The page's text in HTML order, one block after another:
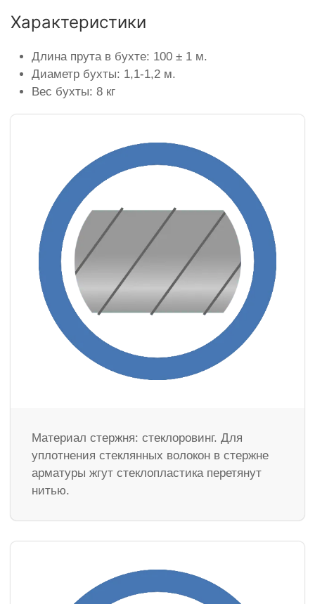
Характеристики
Длина прута в бухте: 100 ± 1 м.
Диаметр бухты: 1,1-1,2 м.
Вес бухты: 8 кг
Материал стержня: стеклоровинг. Для
уплотнения стеклянных волокон в стержне
арматуры жгут стеклопластика перетянут
нитью.